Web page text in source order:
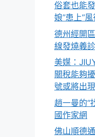
俗套也能
娘”患上”風
德州經開
線發燒義
美媒：
關稅能夠
號或將出現
趙一曼的“
國作家網
佛山順德